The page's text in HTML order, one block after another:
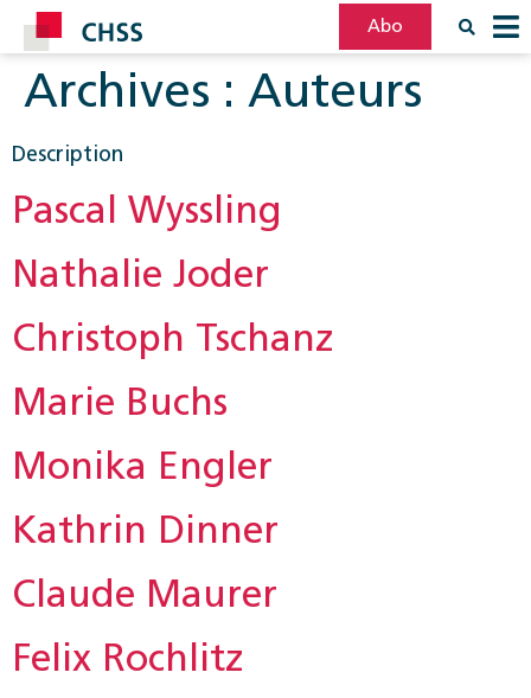
Abo
Archives : Auteurs
Description
Pascal Wyssling
Nathalie Joder
Christoph Tschanz
Marie Buchs
Monika Engler
Kathrin Dinner
Claude Maurer
Felix Rochlitz
Post Filter